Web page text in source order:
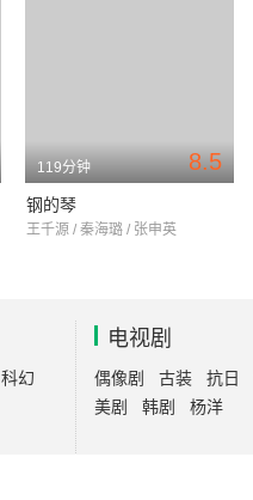
8.5
119分钟
钢的琴
王千源 / 秦海璐 / 张申英
科幻
电视剧
偶像剧 古装 抗日
美剧
韩剧 杨洋